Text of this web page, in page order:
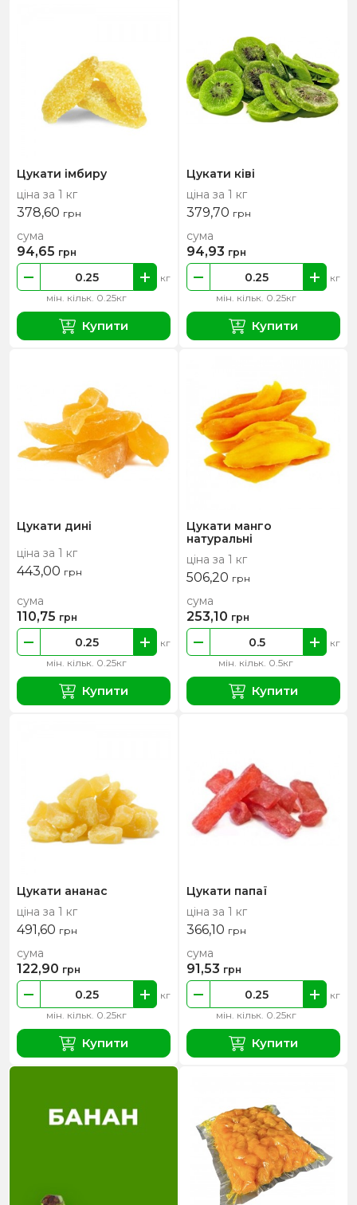
Цукати імбиру
ціна за 1 кг
378,60 грн
мін. кільк. 0.25кг
кг
сума
94,65 грн
Купити
Цукати ківі
ціна за 1 кг
379,70 грн
мін. кільк. 0.25кг
кг
сума
94,93 грн
Купити
Цукати дині
ціна за 1 кг
443,00 грн
мін. кільк. 0.25кг
кг
сума
110,75 грн
Купити
Цукати манго
натуральні
ціна за 1 кг
506,20 грн
мін. кільк. 0.5кг
кг
сума
253,10 грн
Купити
Цукати ананас
ціна за 1 кг
491,60 грн
мін. кільк. 0.25кг
кг
сума
122,90 грн
Купити
Цукати папаї
ціна за 1 кг
366,10 грн
мін. кільк. 0.25кг
кг
сума
91,53 грн
Купити